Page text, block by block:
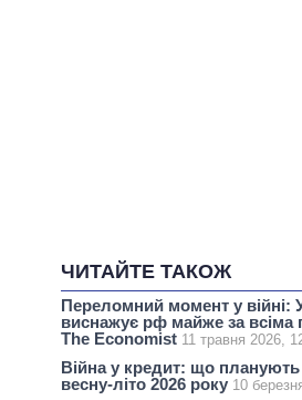
ЧИТАЙТЕ ТАКОЖ
Переломний момент у війні:
виснажує рф майже за всіма
The Economist 11 травня 2026,
Війна у кредит: що планують
весну-літо 2026 року 10